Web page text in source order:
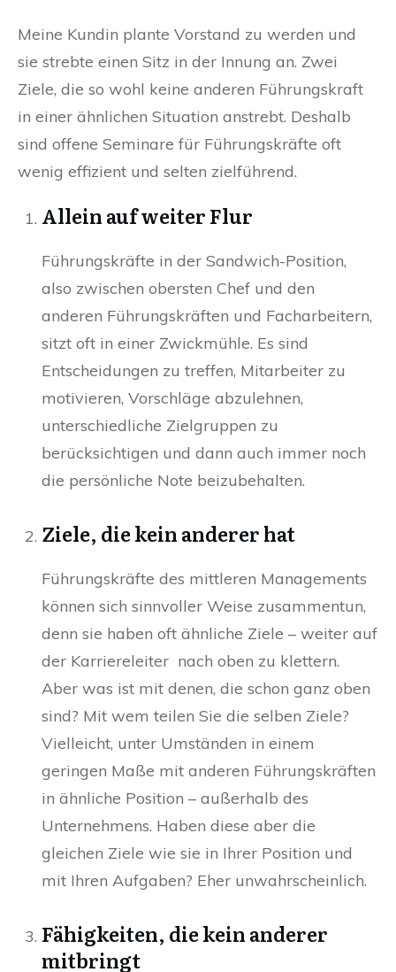
Meine Kundin plante Vorstand zu werden und
sie strebte einen Sitz in der Innung an. Zwei
Ziele, die so wohl keine anderen Führungskraft
in einer ähnlichen Situation anstrebt. Deshalb
sind offene Seminare für Führungskräfte oft
wenig effizient und selten zielführend.
Allein auf weiter Flur
Führungskräfte in der Sandwich-Position,
also zwischen obersten Chef und den
anderen Führungskräften und Facharbeitern,
sitzt oft in einer Zwickmühle. Es sind
Entscheidungen zu treffen, Mitarbeiter zu
motivieren, Vorschläge abzulehnen,
unterschiedliche Zielgruppen zu
berücksichtigen und dann auch immer noch
die persönliche Note beizubehalten.
Ziele, die kein anderer hat
Führungskräfte des mittleren Managements
können sich sinnvoller Weise zusammentun,
denn sie haben oft ähnliche Ziele – weiter auf
der Karriereleiter nach oben zu klettern.
Aber was ist mit denen, die schon ganz oben
sind? Mit wem teilen Sie die selben Ziele?
Vielleicht, unter Umständen in einem
geringen Maße mit anderen Führungskräften
in ähnliche Position – außerhalb des
Unternehmens. Haben diese aber die
gleichen Ziele wie sie in Ihrer Position und
mit Ihren Aufgaben? Eher unwahrscheinlich.
Fähigkeiten, die kein anderer
mitbringt